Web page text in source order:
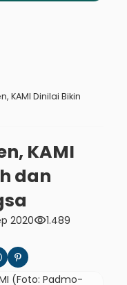
KAMI Dinilai Bikin
KAMI
dan
2020visibility1.489